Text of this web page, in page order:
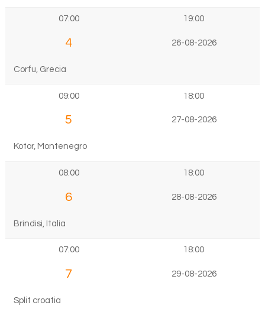
07:00 19:00
4 26-08-2026
Corfu, Grecia
09:00 18:00
5 27-08-2026
Kotor, Montenegro
08:00 18:00
6 28-08-2026
Brindisi, Italia
07:00 18:00
7 29-08-2026
Split croatia